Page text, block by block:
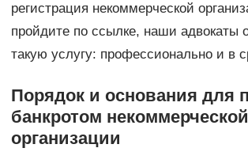
регистрация некоммерческой
пройдите по ссылке, наши адвокаты
такую услугу: профессионально и в
Порядок и основания для
банкротом некоммерческой
организации